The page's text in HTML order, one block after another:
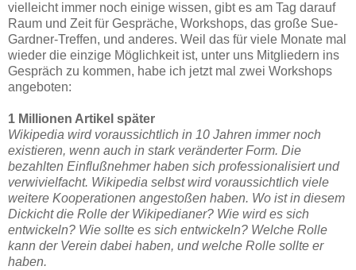
vielleicht immer noch einige wissen, gibt es am Tag darauf
Raum und Zeit für Gespräche, Workshops, das große Sue-
Gardner-Treffen, und anderes. Weil das für viele Monate mal
wieder die einzige Möglichkeit ist, unter uns Mitgliedern ins
Gespräch zu kommen, habe ich jetzt mal zwei Workshops
angeboten:
1 Millionen Artikel später
Wikipedia wird voraussichtlich in 10 Jahren immer noch
existieren, wenn auch in stark veränderter Form. Die
bezahlten Einflußnehmer haben sich professionalisiert und
verwivielfacht. Wikipedia selbst wird voraussichtlich viele
weitere Kooperationen angestoßen haben. Wo ist in diesem
Dickicht die Rolle der Wikipedianer? Wie wird es sich
entwickeln? Wie sollte es sich entwickeln? Welche Rolle
kann der Verein dabei haben, und welche Rolle sollte er
haben.